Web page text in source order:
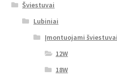
Šviestuvai
Lubiniai
Įmontuojami
12W
18W